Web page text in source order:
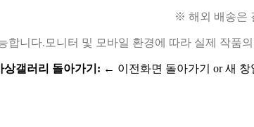
※ 해외 배송은
합니다. 모니터 및 모바일 환경에 따라 실제 작품
갤러리 돌아가기: ← 이전화면 돌아가기 or 새